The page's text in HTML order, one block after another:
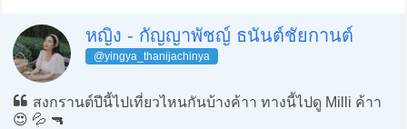
หญิง - กัญญาพัชญ์ ธนันต์ชัยกานต์
@yingya_thanijachinya
สงกรานต์ปีนี้ไปเที่ยวไหนกันบ้างค้าา ทางนี้ไปดู Milli ค้าา
😍 💦 🔫